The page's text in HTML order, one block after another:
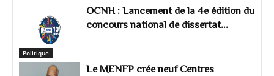
Politique
OCNH : Lancement de la 4e édition du
concours national de dissertat...
Le MENFP crée neuf Centres